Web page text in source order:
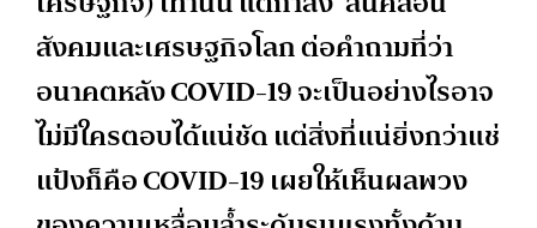
สังคมและเศรษฐกิจโลก ต่อคำถามที่ว่า
อนาคตหลัง COVID-19 จะเป็นอย่างไรอาจ
ไม่มีใครตอบได้แน่ชัด แต่สิ่งที่แน่ยิ่งกว่าแช่
แป้งก็คือ COVID-19 เผยให้เห็นผลพวง